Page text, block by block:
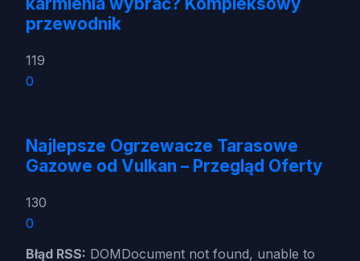
przewodnik
119
0
Najlepsze Ogrzewacze Tarasowe
Gazowe od Vulkan – Przegląd Oferty
130
0
Błąd RSS: DOMDocument not found, unable to